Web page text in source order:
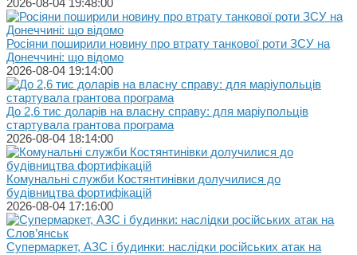
2026-08-04 19:48:00
Росіяни поширили новину про втрату танкової роти ЗСУ на
Донеччині: що відомо
2026-08-04 19:14:00
До 2,6 тис доларів на власну справу: для маріупольців
стартувала грантова програма
2026-08-04 18:14:00
Комунальні служби Костянтинівки долучилися до
будівництва фортифікацій
2026-08-04 17:16:00
Супермаркет, АЗС і будинки: наслідки російських атак на